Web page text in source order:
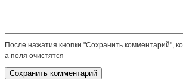
После нажатия кнопки "Сохранить комментарий",
а поля очистятся